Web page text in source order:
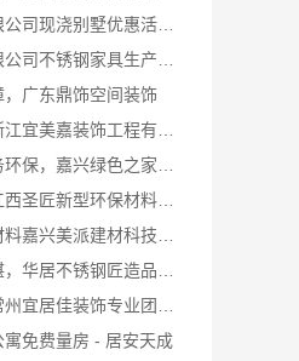
广东鼎饰空间装饰
免费量房 - 居安天成